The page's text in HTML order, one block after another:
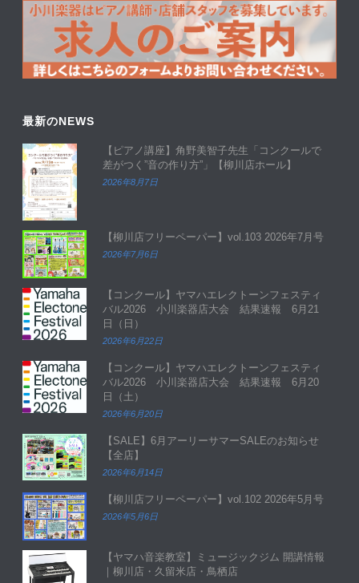
最新のNEWS
【ピアノ講座】角野美智子先生「コンクールで
差がつく”音の作り方”」【柳川店ホール】
2026年8月7日
【柳川店フリーペーパー】vol.103 2026年7月号
2026年7月6日
【コンクール】ヤマハエレクトーンフェスティ
バル2026 小川楽器店大会 結果速報 6月21
日（日）
2026年6月22日
【コンクール】ヤマハエレクトーンフェスティ
バル2026 小川楽器店大会 結果速報 6月20
日（土）
2026年6月20日
【SALE】6月アーリーサマーSALEのお知らせ
【全店】
2026年6月14日
【柳川店フリーペーパー】vol.102 2026年5月号
2026年5月6日
【ヤマハ音楽教室】ミュージックジム 開講情報
｜柳川店・久留米店・鳥栖店